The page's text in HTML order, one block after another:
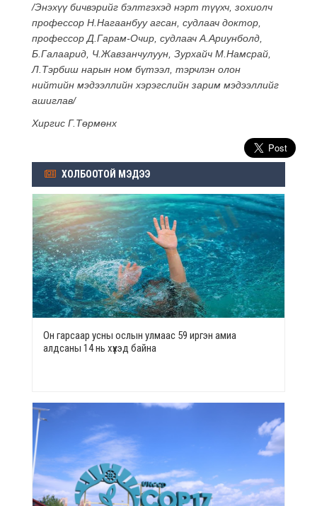
/Энэхүү бичвэрийг бэлтгэхэд нэрт түүхч, зохиолч
профессор Н.Нагаанбуу агсан, судлаач доктор,
профессор Д.Гарам-Очир, судлаач А.Ариунболд,
Б.Галаарид, Ч.Жавзанчулуун, Зурхайч М.Намсрай,
Л.Тэрбиш нарын ном бүтээл, тэрчлэн олон
нийтийн мэдээллийн хэрэгслийн зарим мэдээллийг
ашиглав/
Хиргис Г.Төрмөнх
ХОЛБООТОЙ МЭДЭЭ
Он гарсаар усны ослын улмаас 59 иргэн амиа
алдсаны 14 нь хүүхэд байна